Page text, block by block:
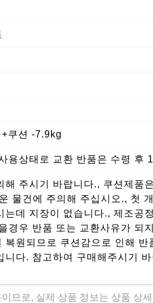
쿠션 -7.9kg
용상태로 교환 반품은 수령 후
해 주시기 바랍니다., 쿠션제품
물건에 주의해 주십시오., 첫
는데 지장이 없습니다., 제조공
경우 반품 또는 교환사유가 되
복원되므로 쿠션감으로 인해
니다. 참고하여 구매해주시기
므로, 실제 상품 정보는 상품 상